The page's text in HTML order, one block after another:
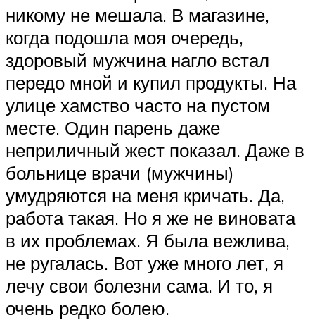
никому не мешала. В магазине,
когда подошла моя очередь,
здоровый мужчина нагло встал
передо мной и купил продукты. На
улице хамство часто на пустом
месте. Один парень даже
неприличный жест показал. Даже в
больнице врачи (мужчины)
умудряются на меня кричать. Да,
работа такая. Но я же не виновата
в их проблемах. Я была вежлива,
не ругалась. Вот уже много лет, я
лечу свои болезни сама. И то, я
очень редко болею.